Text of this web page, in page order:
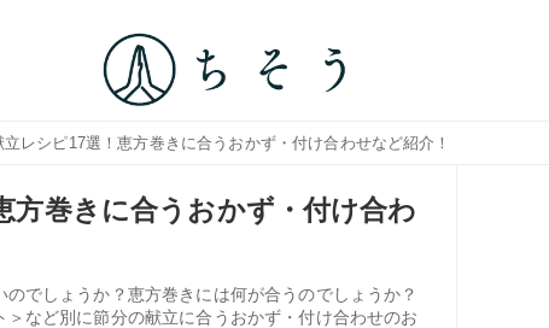
レシピ17選！恵方巻きに合うおかず・付け合わせなど紹介！
方巻きに合うおかず・付け合わ
でしょうか？恵方巻きには何が合うのでしょうか？
など別に節分の献立に合うおかず・付け合わせのお